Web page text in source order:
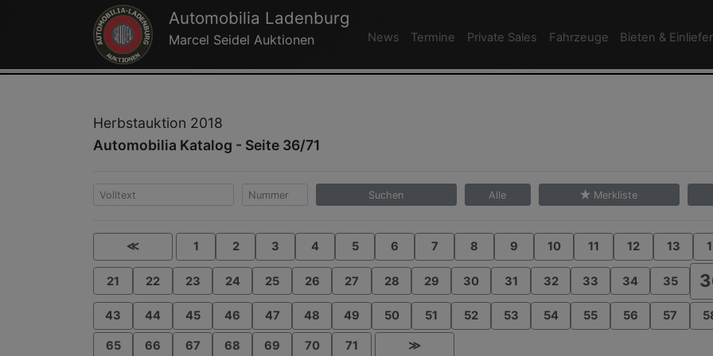
Automobilia Ladenburg
Marcel Seidel Auktionen News Termine Private Sales Fahrzeuge Bieten &
Herbstauktion 2018
Automobilia Katalog - Seite 36/71
Suchen Alle Merkliste
≪ 1 2 3 4 5 6 7 8 9 10 11 12 13
21 22 23 24 25 26 27 28 29 30 31 32 33 34 35
43 44 45 46 47 48 49 50 51 52 53 54 55 56 57
65 66 67 68 69 70 71 ≫